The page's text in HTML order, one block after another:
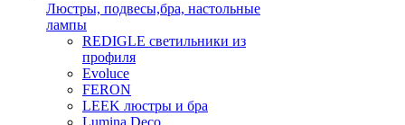
Люстры, подвесы,бра, настольные
лампы
REDIGLE светильники из
профиля
Evoluce
FERON
LEEK люстры и бра